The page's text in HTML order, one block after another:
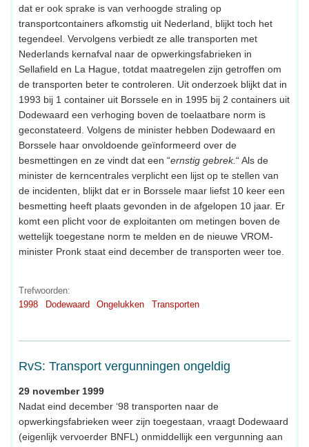
dat er ook sprake is van verhoogde straling op
transportcontainers afkomstig uit Nederland, blijkt toch het
tegendeel. Vervolgens verbiedt ze alle transporten met
Nederlands kernafval naar de opwerkingsfabrieken in
Sellafield en La Hague, totdat maatregelen zijn getroffen om
de transporten beter te controleren. Uit onderzoek blijkt dat in
1993 bij 1 container uit Borssele en in 1995 bij 2 containers uit
Dodewaard een verhoging boven de toelaatbare norm is
geconstateerd. Volgens de minister hebben Dodewaard en
Borssele haar onvoldoende geïnformeerd over de
besmettingen en ze vindt dat een “ernstig gebrek.“ Als de
minister de kerncentrales verplicht een lijst op te stellen van
de incidenten, blijkt dat er in Borssele maar liefst 10 keer een
besmetting heeft plaats gevonden in de afgelopen 10 jaar. Er
komt een plicht voor de exploitanten om metingen boven de
wettelijk toegestane norm te melden en de nieuwe VROM-
minister Pronk staat eind december de transporten weer toe.
Trefwoorden:
1998
Dodewaard Ongelukken Transporten
RvS: Transport vergunningen ongeldig
29 november 1999
Nadat eind december ‘98 transporten naar de
opwerkingsfabrieken weer zijn toegestaan, vraagt Dodewaard
(eigenlijk vervoerder BNFL) onmiddellijk een vergunning aan